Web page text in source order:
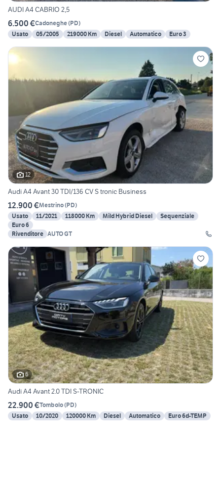
AUDI A4 CABRIO 2,5
6.500 €Cadoneghe(PD)
Usato
05/2005 219000 Km Diesel Automatico Euro 3
12
Audi A4 Avant 30 TDI/136 CV S tronic Business
12.900 €Mestrino(PD)
Usato
11/2021 118000 Km Mild Hybrid Diesel
Sequenziale
Euro 6
Rivenditore AUTO GT
6
Audi A4 Avant 2.0 TDI S-TRONIC
22.900 €Tombolo(PD)
Usato
10/2020 120000 Km Diesel Automatico Euro 6d-TEMP